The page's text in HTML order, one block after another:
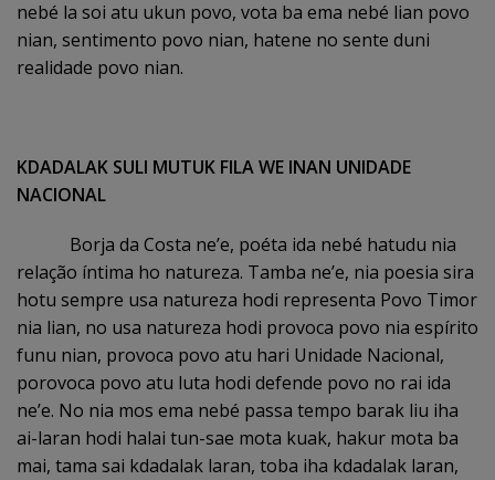
nebé la soi atu ukun povo, vota ba ema nebé lian povo
nian, sentimento povo nian, hatene no sente duni
realidade povo nian.
KDADALAK SULI MUTUK FILA WE INAN UNIDADE
NACIONAL
Borja da Costa ne’e, poéta ida nebé hatudu nia
relação íntima ho natureza. Tamba ne’e, nia poesia sira
hotu sempre usa natureza hodi representa Povo Timor
nia lian, no usa natureza hodi provoca povo nia espírito
funu nian, provoca povo atu hari Unidade Nacional,
porovoca povo atu luta hodi defende povo no rai ida
ne’e. No nia mos ema nebé passa tempo barak liu iha
ai-laran hodi halai tun-sae mota kuak, hakur mota ba
mai, tama sai kdadalak laran, toba iha kdadalak laran,